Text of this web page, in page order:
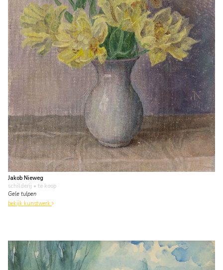
Jakob Nieweg
schilderij • te koop
Gele tulpen
bekijk kunstwerk